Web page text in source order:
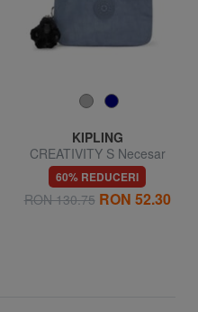
KIPLING
CREATIVITY S Necesar
60% REDUCERI
RON 130.75 RON 52.30